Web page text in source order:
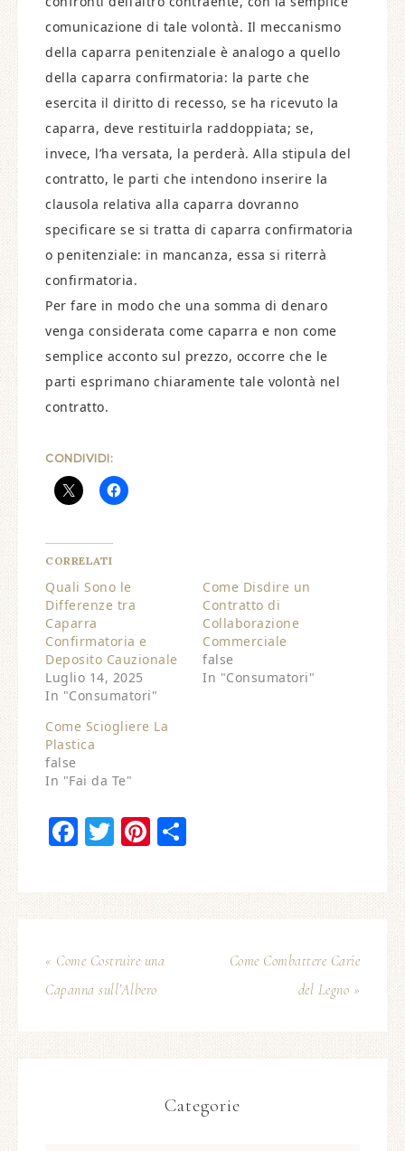
comunicazione di tale volontà. Il meccanismo
della caparra penitenziale è analogo a quello
della caparra confirmatoria: la parte che
esercita il diritto di recesso, se ha ricevuto la
caparra, deve restituirla raddoppiata; se,
invece, l’ha versata, la perderà. Alla stipula del
contratto, le parti che intendono inserire la
clausola relativa alla caparra dovranno
specificare se si tratta di caparra confirmatoria
o penitenziale: in mancanza, essa si riterrà
confirmatoria.
Per fare in modo che una somma di denaro
venga considerata come caparra e non come
semplice acconto sul prezzo, occorre che le
parti esprimano chiaramente tale volontà nel
contratto.
CONDIVIDI:
CORRELATI
Quali Sono le
Differenze tra
Caparra
Confirmatoria e
Deposito Cauzionale
Luglio 14, 2025
In "Consumatori"
Come Disdire un
Contratto di
Collaborazione
Commerciale
false
In "Consumatori"
Come Sciogliere La
Plastica
false
In "Fai da Te"
Facebook
Twitter
Pinterest
« Come Costruire una
Capanna sull’Albero
Come Combattere Carie
del Legno »
Categorie